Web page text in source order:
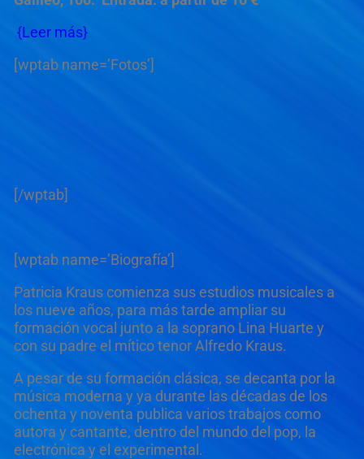
{Leer más}
[wptab name=’Fotos’]
[/wptab]
[wptab name=’Biografía’]
Patricia Kraus comienza sus estudios musicales a
los nueve años, para más tarde ampliar su
formación vocal junto a la soprano Lina Huarte y
con su padre el mítico tenor Alfredo Kraus.
A pesar de su formación clásica, se decanta por la
música moderna y ya durante las décadas de los
ochenta y noventa publica varios trabajos como
autora y cantante, dentro del mundo del pop, la
electrónica y el experimental.